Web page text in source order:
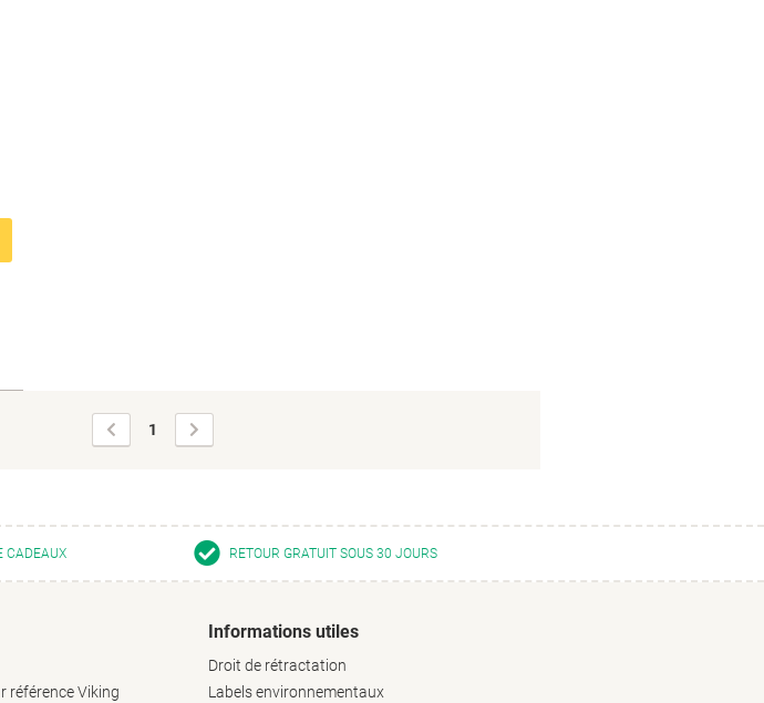
Page
précédente
1
suivante
CADEAUX RETOUR GRATUIT SOUS 30 JOURS
référence Viking
Informations utiles
Droit de rétractation
Labels environnementaux